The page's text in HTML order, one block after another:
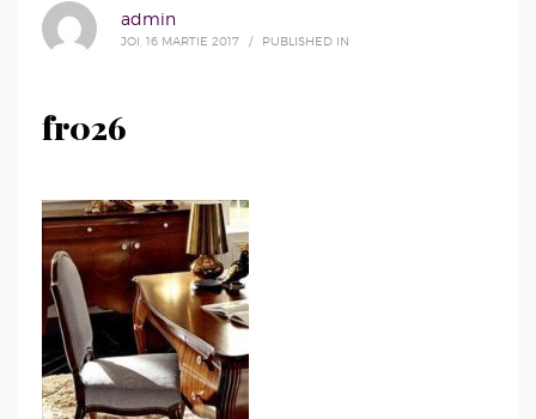
admin
JOI, 16 MARTIE 2017 / PUBLISHED IN
fr026